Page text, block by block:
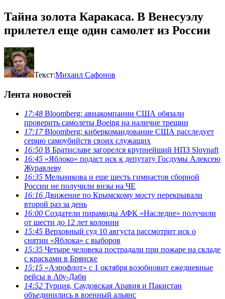
Тайна золота Каракаса. В Венесуэлу
прилетел еще один самолет из России
Текст:Михаил Сафонов
Лента новостей
17:48 Bloomberg: авиакомпании США обязали
проверить самолеты Boeing на наличие трещин
17:17Bloomberg: киберкомандование США расследует
серию самоубийств своих служащих
16:50 В Братиславе загорелся крупнейший НПЗ Slovnaft
16:45 «Яблоко» подаст иск к депутату Госдумы Алексею
Журавлеву
16:35 Мельникова и еще шесть гимнастов сборной
России не получили визы на ЧЕ
16:16 Движение по Крымскому мосту перекрывали
второй раз за день
16:00 Создатели пирамиды АФК «Наследие» получили
от шести до 12 лет колонии
15:45 Верховный суд 10 августа рассмотрит иск о
снятии «Яблока» с выборов
15:35 Четыре человека пострадали при пожаре на складе
с красками в Брянске
15:15 «Аэрофлот» с 1 октября возобновит ежедневные
рейсы в Абу-Даби
14:52 Турция, Саудовская Аравия и Пакистан
объединились в военный альянс